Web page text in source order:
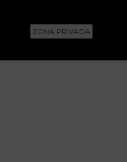
ZONA PRIVADA